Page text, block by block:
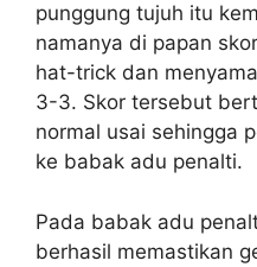
punggung tujuh itu
namanya di papan
hat-trick dan
3-3. Skor tersebut
normal usai sehingga
ke babak adu penalti.
Pada babak adu
berhasil memastikan